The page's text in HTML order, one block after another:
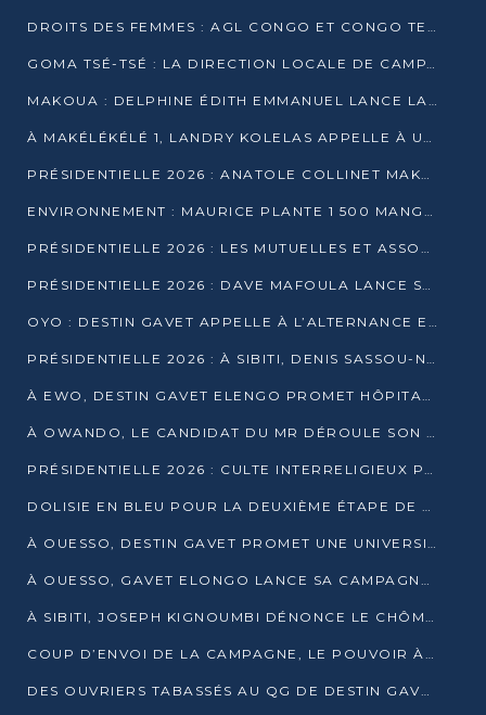
DROITS DES FEMMES : AGL CONGO ET CONGO TERMINAL METTENT EN AVANT LE LEADERSHIP FÉMININ
GOMA TSÉ-TSÉ : LA DIRECTION LOCALE DE CAMPAGNE INTENSIFIE LA SENSIBILISATION DANS LES VILLAGES
MAKOUA : DELPHINE ÉDITH EMMANUEL LANCE LA CAMPAGNE POUR DENIS SASSOU-N’GUESSO
À MAKÉLÉKÉLÉ 1, LANDRY KOLELAS APPELLE À UNE MOBILISATION MASSIVE EN FAVEUR DE DENIS SASSOU-N’GUESSO
PRÉSIDENTIELLE 2026 : ANATOLE COLLINET MAKOSSO DÉFEND LE PROJET DE SOCIÉTÉ DE DENIS SASSOU NGUESSO
ENVIRONNEMENT : MAURICE PLANTE 1 500 MANGROVES POUR HONORER WANGARI MAATHAI
PRÉSIDENTIELLE 2026 : LES MUTUELLES ET ASSOCIATIONS S’IMPLIQUENT DANS LA CAMPAGNE ÉLECTORALE À TIÉ-TIÉ 2 (POINTE-NOIRE)
PRÉSIDENTIELLE 2026 : DAVE MAFOULA LANCE SA « VAGUE DU NOUVEAU DÉPART » À IMPFONDO
OYO : DESTIN GAVET APPELLE À L’ALTERNANCE ET À LA RESPONSABILITÉ DE LA JEUNESSE
PRÉSIDENTIELLE 2026 : À SIBITI, DENIS SASSOU-N’GUESSO PARIE SUR LES RESSOURCES DE LA LEKOUMOU
À EWO, DESTIN GAVET ELENGO PROMET HÔPITAL, CHEMIN DE FER ET AUDIT DES FINANCES PUBLIQUES
À OWANDO, LE CANDIDAT DU MR DÉROULE SON PROGRAMME DE “CHANGEMENT”
PRÉSIDENTIELLE 2026 : CULTE INTERRELIGIEUX POUR LA PAIX À OUENZÉ
DOLISIE EN BLEU POUR LA DEUXIÈME ÉTAPE DE CAMPAGNE DE DSN
À OUESSO, DESTIN GAVET PROMET UNE UNIVERSITÉ POUR LA SANGHA
À OUESSO, GAVET ELONGO LANCE SA CAMPAGNE SOUS LE SIGNE DU RENOUVEAU
À SIBITI, JOSEPH KIGNOUMBI DÉNONCE LE CHÔMAGE ET LES DÉFAILLANCES DE L’ÉTAT
COUP D’ENVOI DE LA CAMPAGNE, LE POUVOIR À POINTE-NOIRE, L’OPPOSITION À OUESSO ET SIBITI
DES OUVRIERS TABASSÉS AU QG DE DESTIN GAVET À 24 HEURES DE L’OUVERTURE DE LA CAMPAGNE